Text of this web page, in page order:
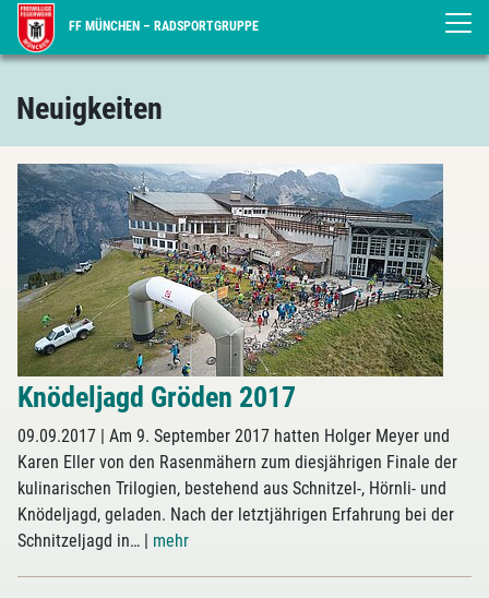
FF MÜNCHEN – RADSPORTGRUPPE
Neuigkeiten
Knödeljagd Gröden 2017
09.09.2017 | Am 9. September 2017 hatten Holger Meyer und
Karen Eller von den Rasenmähern zum diesjährigen Finale der
kulinarischen Trilogien, bestehend aus Schnitzel-, Hörnli- und
Knödeljagd, geladen. Nach der letztjährigen Erfahrung bei der
Schnitzeljagd in… | mehr